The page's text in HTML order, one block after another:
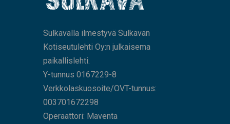
Sulkavalla ilmestyvä Sulkavan
Kotiseutulehti Oy:n julkaisema
paikallislehti.
Y-tunnus 0167229-8
Verkkolaskuosoite/OVT-tunnus:
003701672298
Operaattori: Maventa